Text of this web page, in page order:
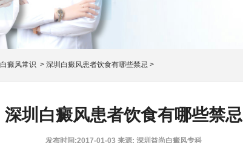
白癜风常识 > 深圳白癜风患者饮食有哪些禁忌 >
深圳白癜风患者饮食有哪些禁忌
发布时间:2017-01-03 来源: 深圳益尚白癜风专科